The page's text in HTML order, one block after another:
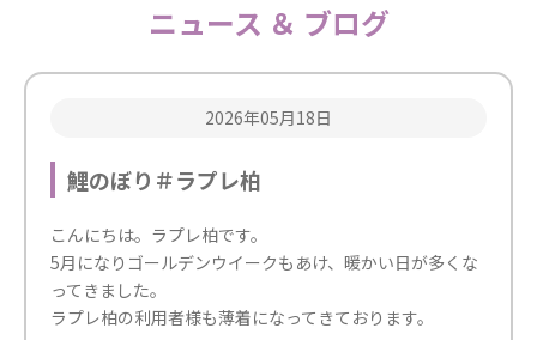
ニュース ＆ ブログ
2026年05月18日
鯉のぼり＃ラプレ柏
こんにちは。ラプレ柏です。
5月になりゴールデンウイークもあけ、暖かい日が多くな
ってきました。
ラプレ柏の利用者様も薄着になってきております。